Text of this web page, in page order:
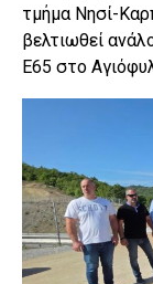
τμήμα Νησί-
βελτιωθεί
Ε65 στο